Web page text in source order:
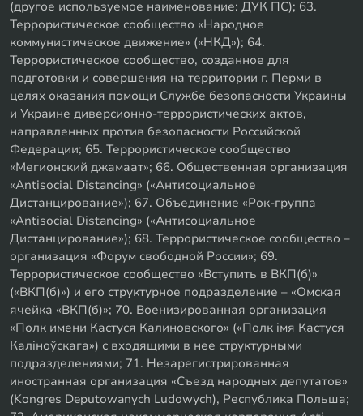
(другое используемое наименование: ДУК ПС); 63.
Террористическое сообщество «Народное
коммунистическое движение» («НКД»); 64.
Террористическое сообщество, созданное для
подготовки и совершения на территории г. Перми в
целях оказания помощи Службе безопасности Украины
и Украине диверсионно-террористических актов,
направленных против безопасности Российской
Федерации; 65. Террористическое сообщество
«Мегионский джамаат»; 66. Общественная организация
«Antisocial Distancing» («Антисоциальное
Дистанцирование»); 67. Объединение «Рок-группа
«Antisocial Distancing» («Антисоциальное
Дистанцирование»); 68. Террористическое сообщество –
организация «Форум свободной России»; 69.
Террористическое сообщество «Вступить в ВКП(б)»
(«ВКП(б)») и его структурное подразделение – «Омская
ячейка «ВКП(б)»; 70. Военизированная организация
«Полк имени Кастуся Калиновского» («Полк iмя Кастуся
Калiноўскага») с входящими в нее структурными
подразделениями; 71. Незарегистрированная
иностранная организация «Съезд народных депутатов»
(Kongres Deputowanych Ludowych), Республика Польша;